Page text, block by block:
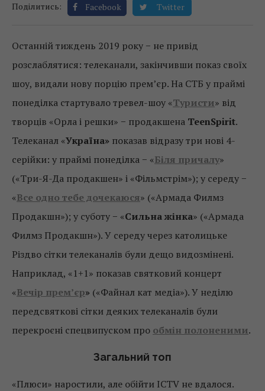
Поділитись: Facebook Twitter
Останній тиждень 2019 року − не привід
розслаблятися: телеканали, закінчивши показ своїх
шоу, видали нову порцію прем’єр. На СТБ у праймі
понеділка стартувало тревел-шоу «Туристи» від
творців «Орла і решки» − продакшена TeenSpirit.
Телеканал «Україна» показав відразу три нові 4-
серійки: у праймі понеділка − «Біля причалу»
(«Три-Я-Да продакшен» і «Фільмстрім»); у середу −
«Все одно тебе дочекаюся» («Армада Филмз
Продакшн»); у суботу − «Сильна жінка» («Армада
Филмз Продакшн»). У середу через католицьке
Різдво сітки телеканалів були дещо видозмінені.
Наприклад, «1+1» показав святковий концерт
«Вечір прем’єр» («Файнал кат медіа»). У неділю
передсвяткові сітки деяких телеканалів були
перекроєні спецвипуском про обмін полоненими.
Загальний топ
«Плюси» наростили, але обійти ICTV не вдалося.